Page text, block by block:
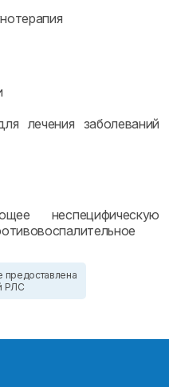
лечения заболеваний
неспецифическую
предоставлена
РЛС